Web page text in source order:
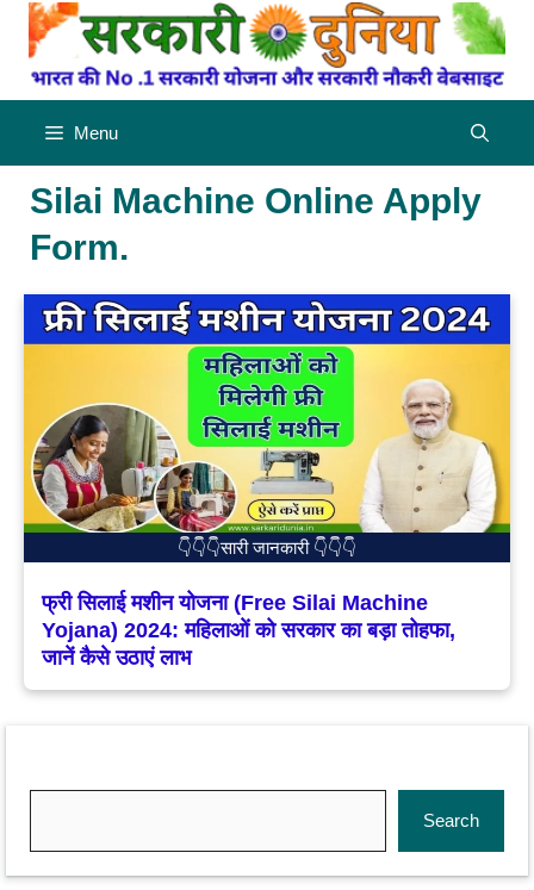
Skip
content
Menu
Silai Machine Online Apply
Form.
👇👇👇सारी जानकारी 👇👇👇
फ्री सिलाई मशीन योजना (Free Silai Machine
Yojana) 2024: महिलाओं को सरकार का बड़ा तोहफा,
जानें कैसे उठाएं लाभ
Search